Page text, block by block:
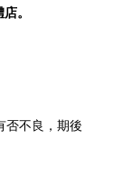
。
否不良，期後